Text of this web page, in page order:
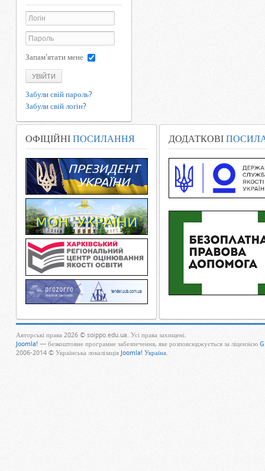
Запам'ятати мене
УВІЙТИ
Забули свій пароль?
Забули свій логін?
ОФІЦІЙНІ ПОСИЛАННЯ ДОДАТКОВІ
Авторські права 2026 © soippo.edu.ua. Усі права захищені.
Joomla! — безкоштовне програмне забезпечення, яке розповсюджується за ліцензією
2006-2014 © Українська локалізація Joomla! Україна.